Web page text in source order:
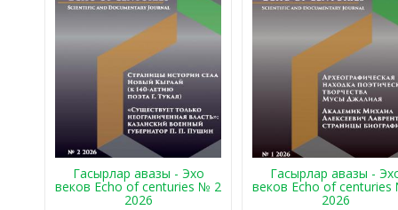
Гасырлар авазы - Эхо
веков Echo of centuries № 2
2026
Гасырлар авазы -
веков Echo of
2026